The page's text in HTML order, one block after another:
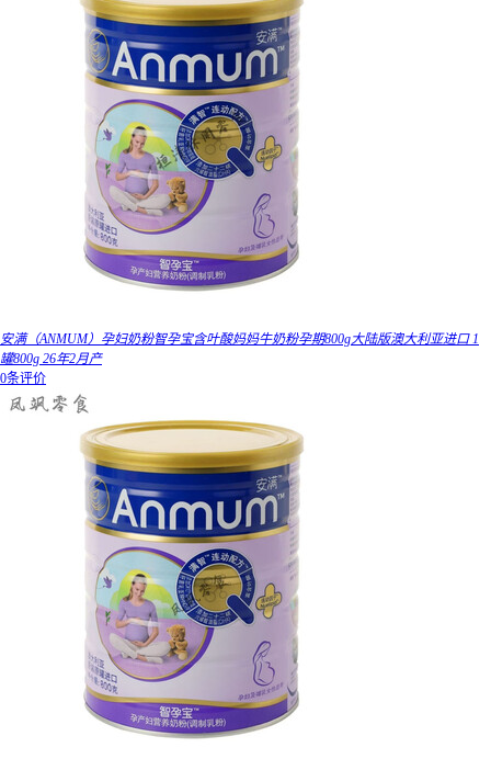
安满（ANMUM）孕妇奶粉智孕宝含叶酸妈妈牛奶粉孕期800g大陆版澳大利亚进口 1
罐800g 26年2月产
0条评价